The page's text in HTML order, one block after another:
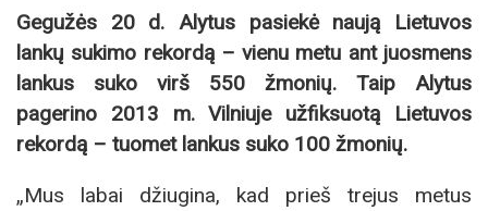
Gegužės 20 d. Alytus pasiekė naują Lietuvos
lankų sukimo rekordą – vienu metu ant juosmens
lankus suko virš 550 žmonių. Taip Alytus
pagerino 2013 m. Vilniuje užfiksuotą Lietuvos
rekordą – tuomet lankus suko 100 žmonių.
„Mus labai džiugina, kad prieš trejus metus